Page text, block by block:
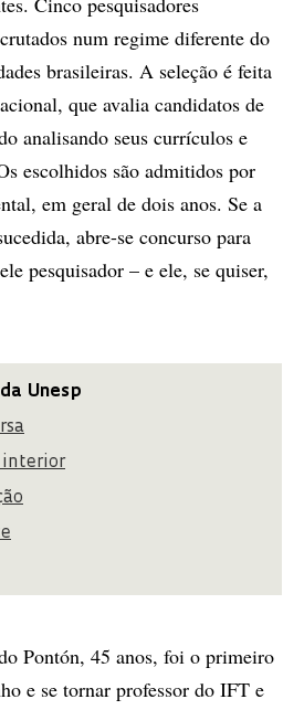
num regime diferente do
brasileiras. A seleção é feita
que avalia candidatos de
analisando seus currículos e
escolhidos são admitidos por
em geral de dois anos. Se a
abre-se concurso para
pesquisador – e ele, se quiser,
Unesp
interior
Pontón, 45 anos, foi o primeiro
e se tornar professor do IFT e